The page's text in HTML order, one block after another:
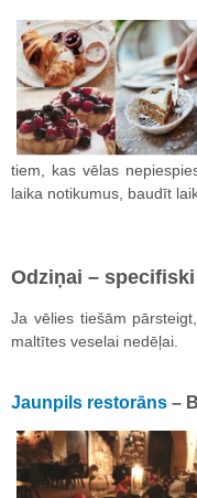
tiem, kas vēlas
laika notikumus, baudīt
Odziņai –
Ja vēlies tiešām
maltītes veselai nedēļai.
Jaunpils restorāns –